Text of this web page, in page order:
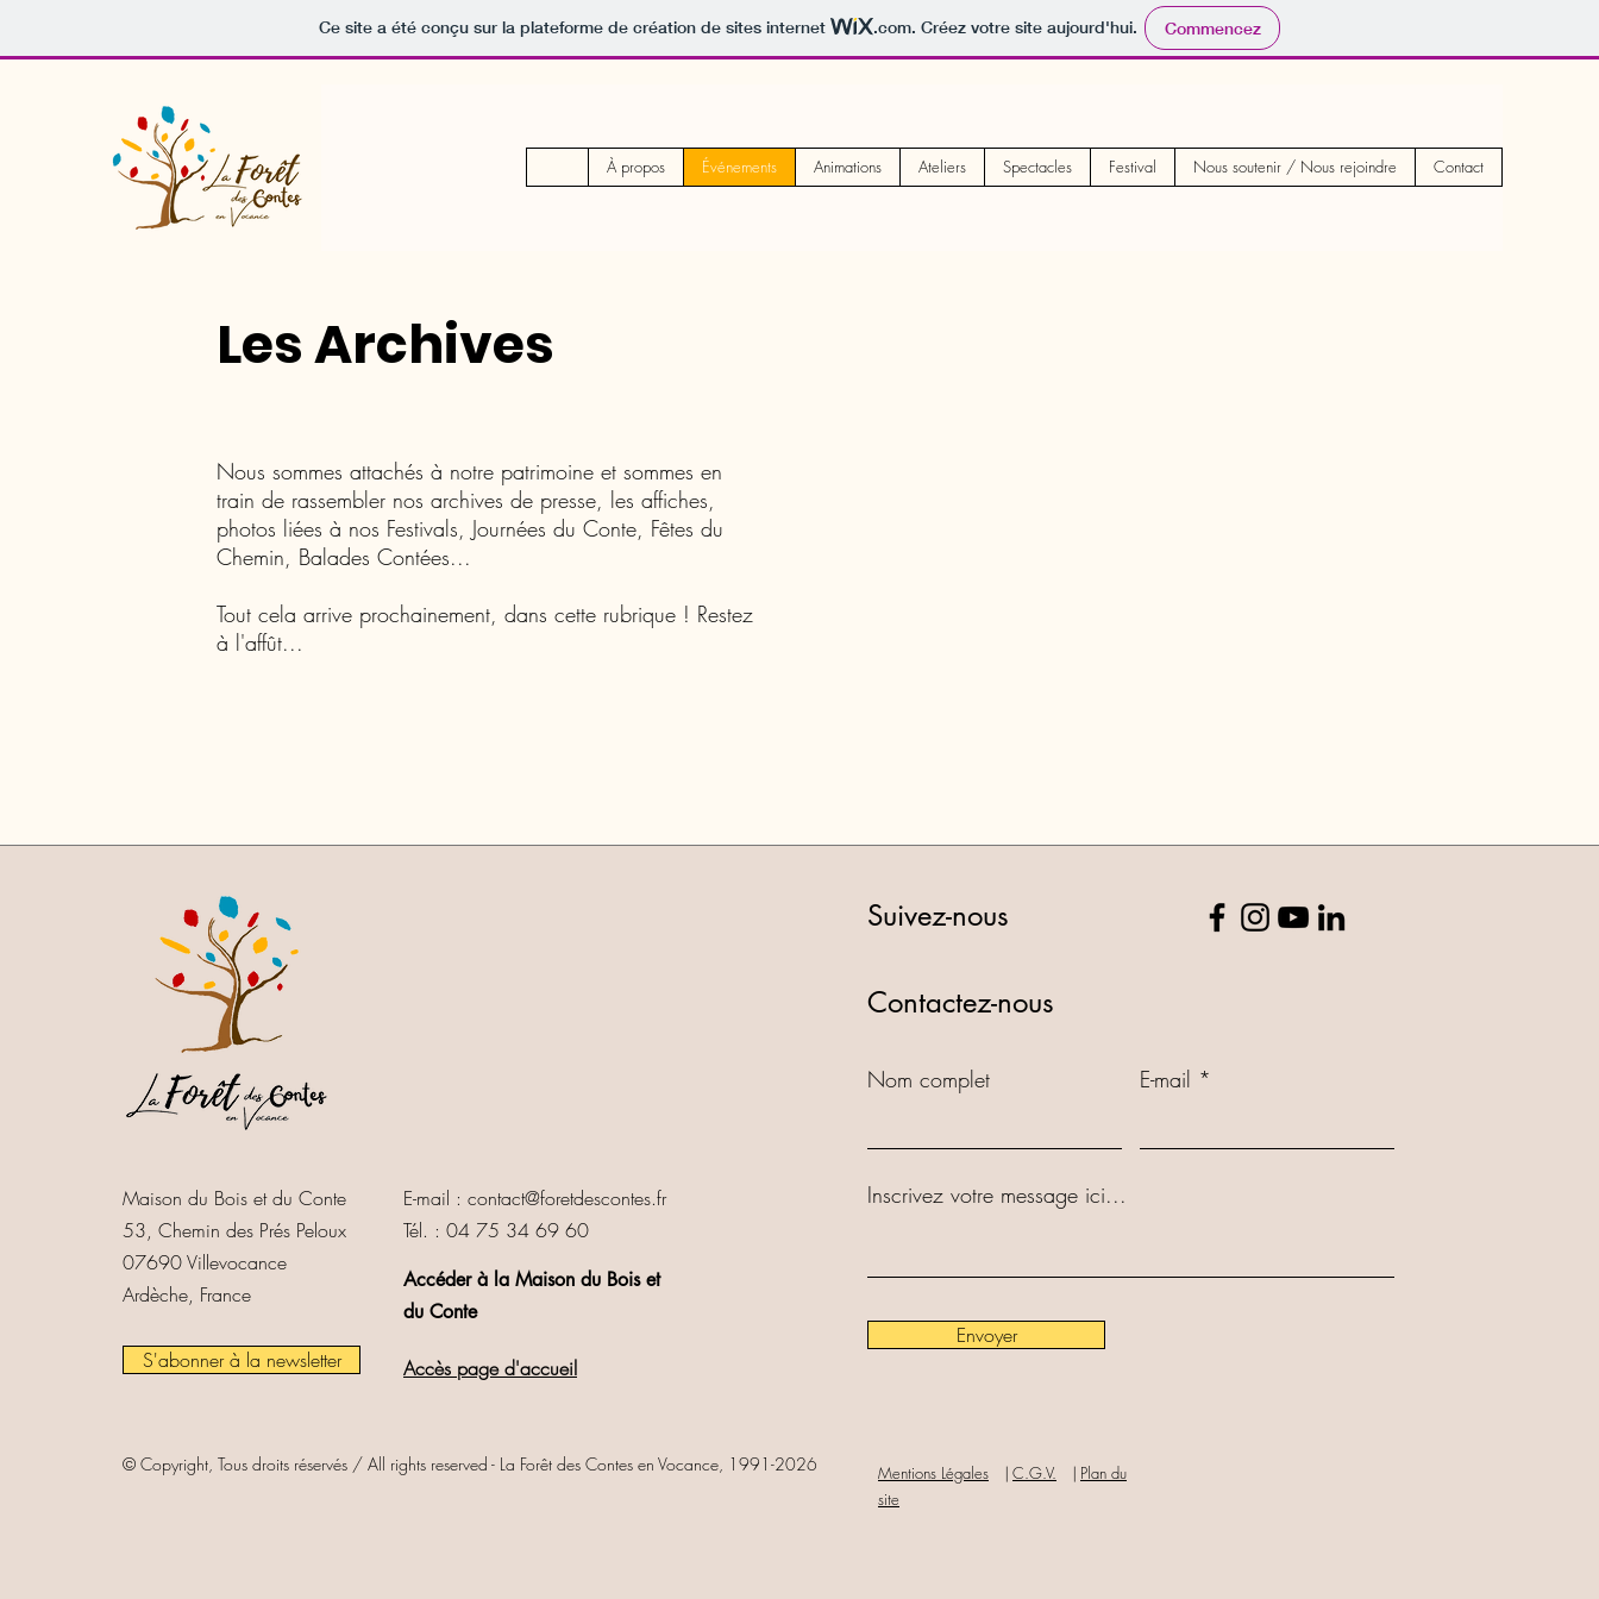
Ce site a été conçu sur la plateforme de création de sites internet .com. Créez votre site aujourd'hui. Commencez
À propos Événements Animations Ateliers Spectacles Festival Nous soutenir / Nous rejoindre Contact
Les Archives
Nous sommes attachés à notre patrimoine et sommes en
train de rassembler nos archives de presse, les affiches,
photos liées à nos Festivals, Journées du Conte, Fêtes du
Chemin, Balades Contées...
Tout cela arrive prochainement, dans cette rubrique ! Restez
à l'affût...
Maison du Bois et du Conte
53, Chemin des Prés Peloux
07690 Villevocance
Ardèche, France
E-mail : contact@foretdescontes.fr
Tél. : 04 75 34 69 60
Accéder à la Maison du Bois et
du Conte
S'abonner à la newsletter Accès page d'accueil
© Copyright, Tous droits réservés / All rights reserved - La Forêt des Contes en Vocance, 1991-2026
Suivez-nous
Contactez-nous
Nom complet E-mail
Inscrivez votre message ici...
Envoyer
Mentions Légales ⎹ C.G.V. ⎹ Plan du
site